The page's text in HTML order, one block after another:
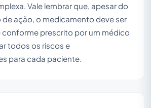
Vale lembrar que, apesar do
ação, o medicamento deve ser
prescrito por um médico
todos os riscos e
para cada paciente.